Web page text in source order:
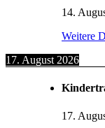
14.
Weitere
17. August 2026
17.